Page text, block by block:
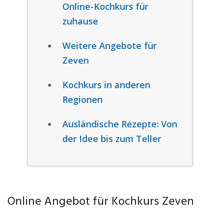
Online-Kochkurs für
zuhause
Weitere Angebote für
Zeven
Kochkurs in anderen
Regionen
Ausländische Rezepte: Von
der Idee bis zum Teller
Online Angebot für Kochkurs Zeven